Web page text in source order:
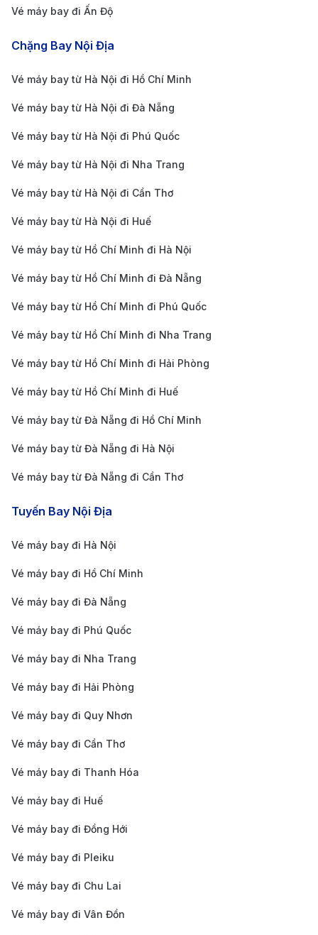
các hãng hàng không để không bỏ lỡ các ưu đãi
đặc biệt.
chọn các chuyến bay nối chuyến qua Kuala
Lumpur hoặc Singapore với thời gian chờ nối
chuyến hợp lý. Điều này sẽ giúp bạn tiết kiệm chi
Tại sao nên đặt vé máy bay từ TP.
Hồ Chí Minh đi Kuching tại 190
Booking?
Giá vé ưu đãi: 190 Booking thường xuyên có các
chương trình khuyến mãi, giúp bạn tiết kiệm chi phí
hợp lý mà không phải lo lắng về ngân sách.
Dịch vụ chuyên nghiệp : Với đội ngũ tư vấn viên
giàu kinh nghiệm, 190 Booking sẽ hỗ trợ bạn trong
Bạn sẽ luôn nhận được sự hỗ trợ tận tâm và
nhanh chóng.
dạng từ các hãng hàng không uy tín như Vietnam
Airlines, Malaysia Airlines, AirAsia, giúp bạn dễ
Dễ dàng thanh toán
toán linh hoạt, bạn có thể dễ dàng thanh toán vé
máy bay một cách an toàn và thuận tiện, giúp việc
Kinh nghiệm du lịch Kuching
và văn hóa, nơi bạn có thể khám phá các công trình
kiến trúc độc đáo và thiên nhiên hoang dã. Dưới đây
là những điểm đến và hoạt động không thể bỏ lỡ khi
Tham quan các địa điểm nổi tiếng
Vé máy bay đi Ấn Độ
Chặng Bay Nội Địa
Vé máy bay từ Hà Nội đi Hồ Chí Minh
Vé máy bay từ Hà Nội đi Đà Nẵng
Vé máy bay từ Hà Nội đi Phú Quốc
Vé máy bay từ Hà Nội đi Nha Trang
Vé máy bay từ Hà Nội đi Cần Thơ
Vé máy bay từ Hà Nội đi Huế
Vé máy bay từ Hồ Chí Minh đi Hà Nội
Vé máy bay từ Hồ Chí Minh đi Đà Nẵng
Vé máy bay từ Hồ Chí Minh đi Phú Quốc
Vé máy bay từ Hồ Chí Minh đi Nha Trang
Vé máy bay từ Hồ Chí Minh đi Hải Phòng
Vé máy bay từ Hồ Chí Minh đi Huế
Vé máy bay từ Đà Nẵng đi Hồ Chí Minh
Vé máy bay từ Đà Nẵng đi Hà Nội
Vé máy bay từ Đà Nẵng đi Cần Thơ
Tuyến Bay Nội Địa
Vé máy bay đi Hà Nội
Vé máy bay đi Hồ Chí Minh
Vé máy bay đi Đà Nẵng
Vé máy bay đi Phú Quốc
Vé máy bay đi Nha Trang
Vé máy bay đi Hải Phòng
Vé máy bay đi Quy Nhơn
Vé máy bay đi Cần Thơ
Vé máy bay đi Thanh Hóa
Vé máy bay đi Huế
Vé máy bay đi Đồng Hới
Vé máy bay đi Pleiku
Vé máy bay đi Chu Lai
Vé máy bay đi Vân Đồn